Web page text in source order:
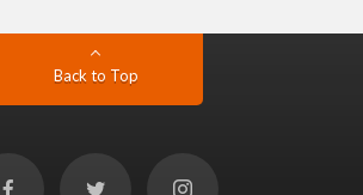
Back to Top